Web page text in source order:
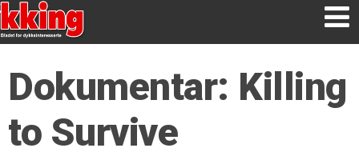
Dokumentar: Killing
to Survive